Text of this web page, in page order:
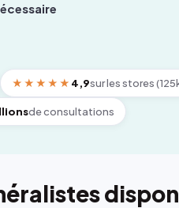
★★★★★ 4,9sur les stores
de consultations